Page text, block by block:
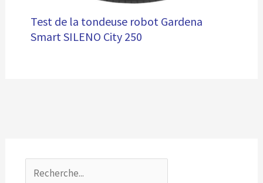
Test de la tondeuse robot Gardena
Smart SILENO City 250